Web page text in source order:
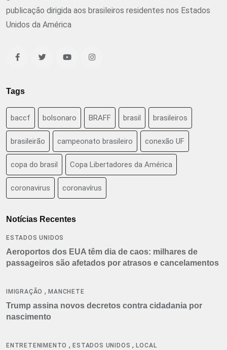
publicação dirigida aos brasileiros residentes nos Estados
Unidos da América
Tags
baccf bolsonaro BRAFF brasil brasileiros
brasileirão campeonato brasileiro conexão UF
copa do brasil Copa Libertadores da América
coronavirus coronavírus
Notícias Recentes
ESTADOS UNIDOS
Aeroportos dos EUA têm dia de caos: milhares de
passageiros são afetados por atrasos e cancelamentos
IMIGRAÇÃO ,MANCHETE
Trump assina novos decretos contra cidadania por
nascimento
ENTRETENIMENTO ,ESTADOS UNIDOS ,LOCAL